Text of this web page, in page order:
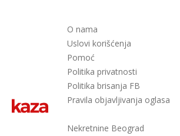
O nama
Uslovi korišćenja
Pomoć
Politika privatnosti
Politika brisanja FB
Pravila objavljivanja oglasa
Nekretnine Beograd